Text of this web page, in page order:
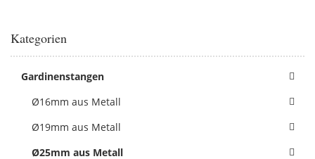
Kategorien
Gardinenstangen
Ø16mm aus Metall
Ø19mm aus Metall
Ø25mm aus Metall